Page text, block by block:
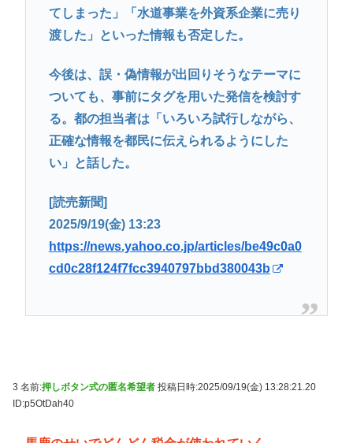
てしまった」「水道事業を外資系企業に売り
渡した」といった情報も否定した。
今後は、誤・偽情報が出回りそうなテーマに
ついても、事前にタグを用いた発信を検討す
る。都の担当者は「いろいろ試行しながら、
正確な情報を都民に伝えられるようにした
い」と話した。
[読売新聞]
2025/9/19(金) 13:23
https://news.yahoo.co.jp/articles/be49c0a0
cd0c28f124f7fcc3940797bbd380043b
3 名前:押しボタン式の匿名希望者 投稿日時:2025/09/19(金) 13:28:21.20
ID:p5OtDah40